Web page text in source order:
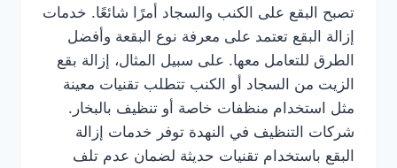
تصبح البقع على الكنب والسجاد أمرًا شائعًا. خدمات
إزالة البقع تعتمد على معرفة نوع البقعة وأفضل
الطرق للتعامل معها. على سبيل المثال، إزالة بقع
الزيت من السجاد أو الكنب تتطلب تقنيات معينة
مثل استخدام منظفات خاصة أو تنظيف بالبخار.
شركات التنظيف في النهدة توفر خدمات إزالة
البقع باستخدام تقنيات حديثة لضمان عدم تلف